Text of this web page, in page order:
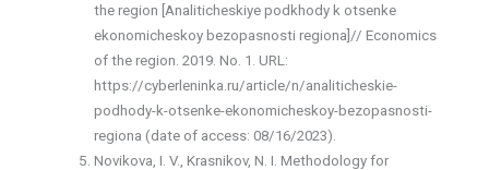
the region [Analiticheskiye podkhody k otsenke
ekonomicheskoy bezopasnosti regiona]// Economics
of the region. 2019. No. 1. URL:
https://cyberleninka.ru/article/n/analiticheskie-
podhody-k-otsenke-ekonomicheskoy-bezopasnosti-
regiona (date of access: 08/16/2023).
Novikova, I. V., Krasnikov, N. I. Methodology for